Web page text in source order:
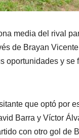
media del rival
de Brayan
oportunidades y se
que optó por
Barra y Víctor
con otro gol de